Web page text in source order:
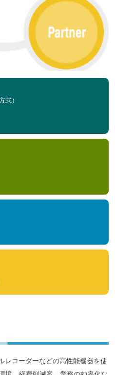
式）
レコーダーなどの高性能機器を使